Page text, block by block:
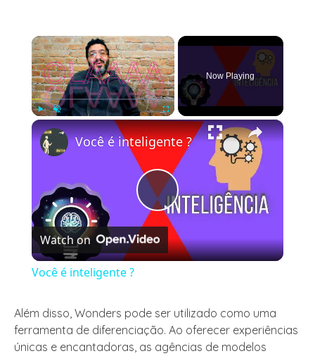
×
Fullscreen
Now Playing
×
Play
Video
Você é inteligente ?
Watch on
Você é inteligente ?
Além disso, Wonders pode ser utilizado como uma
ferramenta de diferenciação. Ao oferecer experiências
únicas e encantadoras, as agências de modelos